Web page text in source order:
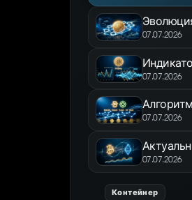
07.07.2026
07.07.2026
07.07.2026
07.07.2026
Контейнер